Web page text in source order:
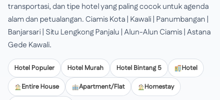
transportasi, dan tipe hotel yang paling cocok untuk agenda
alam dan petualangan. Ciamis Kota | Kawali | Panumbangan |
Banjarsari | Situ Lengkong Panjalu | Alun-Alun Ciamis | Astana
Gede Kawali.
Hotel Populer Hotel Murah Hotel Bintang 5 Hotel
Entire House Apartment/Flat Homestay